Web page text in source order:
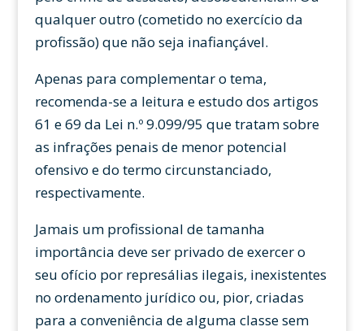
qualquer outro (cometido no exercício da
profissão) que não seja inafiançável.
Apenas para complementar o tema,
recomenda-se a leitura e estudo dos artigos
61 e 69 da Lei n.º 9.099/95 que tratam sobre
as infrações penais de menor potencial
ofensivo e do termo circunstanciado,
respectivamente.
Jamais um profissional de tamanha
importância deve ser privado de exercer o
seu ofício por represálias ilegais, inexistentes
no ordenamento jurídico ou, pior, criadas
para a conveniência de alguma classe sem